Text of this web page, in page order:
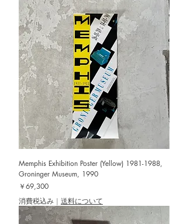
Memphis Exhibition Poster (Yellow) 1981-1988,
Groninger Museum, 1990
価格
￥69,300
消費税込み | 送料について